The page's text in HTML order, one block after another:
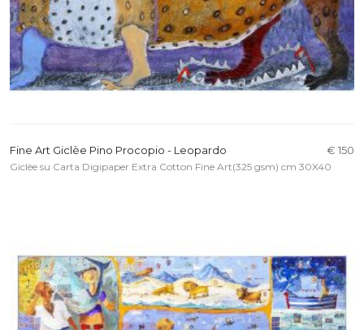
Fine Art Giclèe Pino Procopio - Leopardo € 150
Giclèe su Carta Digipaper Extra Cotton Fine Art(325 gsm) cm 30X40